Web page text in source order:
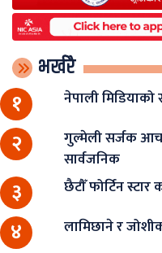
भर्खरै
१ नेपाली मिडियाको
२
गुल्मेली सर्जक
सार्वजनिक
३ छैटौँ फोर्टिन
४ लामिछाने र